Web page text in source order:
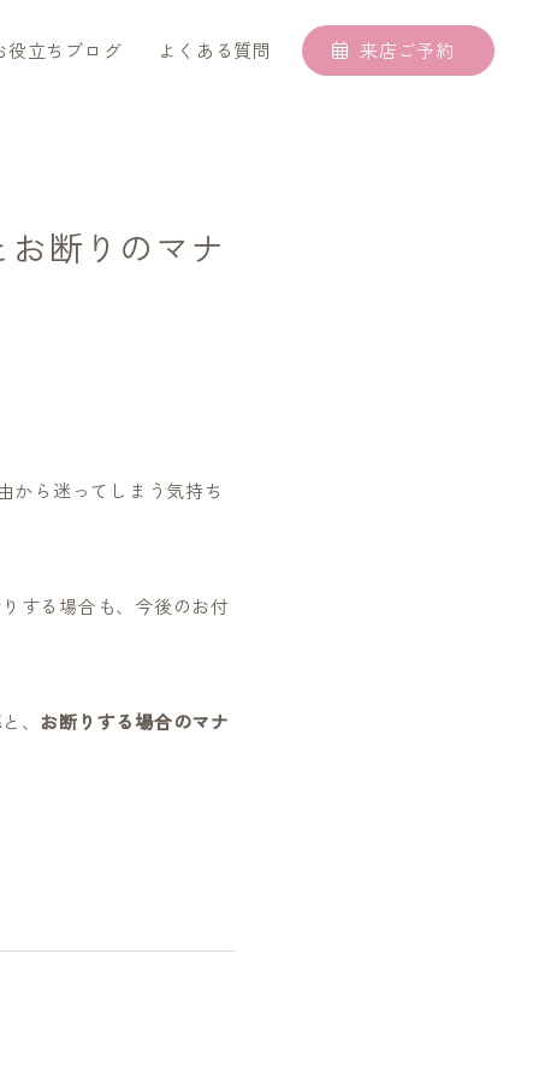
役立ちブログ よくある質問 来店ご予約
断りのマナ
から迷ってしまう気持ち
する場合も、今後のお付
と、 お断りする場合のマナ